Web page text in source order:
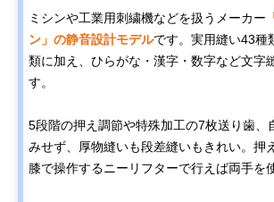
ミシンや工業用刺繍機などを扱うメーカー
ン」の静音設計モデルです。実用縫い43種
類に加え、ひらがな・漢字・数字など文字
す。
5段階の押え調節や特殊加工の7枚送り歯、
みせず、厚物縫いも段差縫いもきれい。押
膝で操作するニーリフターで行えば両手を